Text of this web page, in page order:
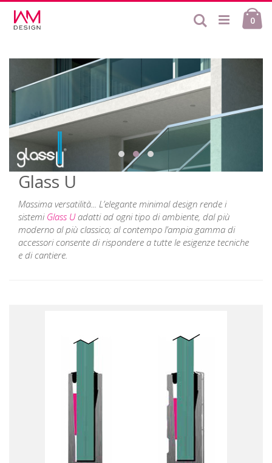
contenuto
0
Cerca
Glass U
Massima versatilità... L’elegante minimal design rende i
sistemi Glass Uadatti ad ogni tipo di ambiente, dal più
moderno al più classico; al contempo l’ampia gamma di
accessori consente di rispondere a tutte le esigenze tecniche
e di cantiere.